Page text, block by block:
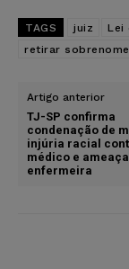
TAGS juiz
Lei
retirar
Artigo anterior
TJ-SP confirma
condenação de
injúria racial
médico e
enfermeira